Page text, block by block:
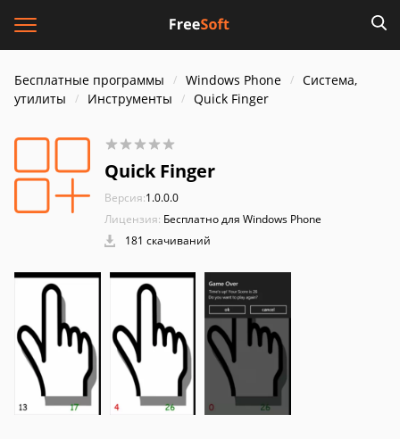
Бесплатные программы Windows Phone
Система,
утилиты
Инструменты Quick Finger
Quick Finger
Версия:1.0.0.0
Лицензия: Бесплатно для Windows Phone
181 скачиваний